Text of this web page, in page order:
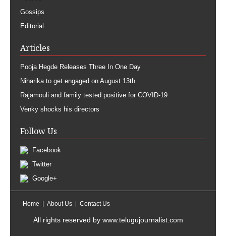
Gossips
Editorial
Articles
Pooja Hegde Releases Three In One Day
Niharika to get engaged on August 13th
Rajamouli and family tested positive for COVID-19
Venky shocks his directors
Follow Us
Facebook
Twitter
Google+
Home About Us Contact Us
All rights reserved by www.telugujournalist.com